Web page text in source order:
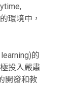
環境中，
的
投入嚴肅
開發和教